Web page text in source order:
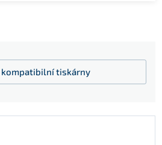
kompatibilní tiskárny